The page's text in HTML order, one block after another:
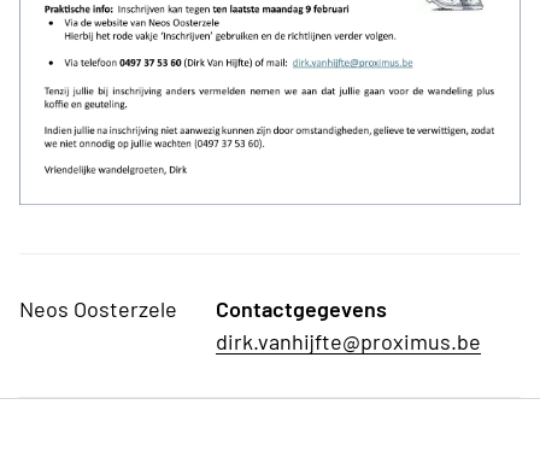
Neos Oosterzele
Contactgegevens
dirk.vanhijfte@proximus.be